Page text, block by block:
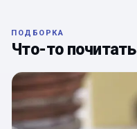
ПОДБОРКА
Что-то почитать